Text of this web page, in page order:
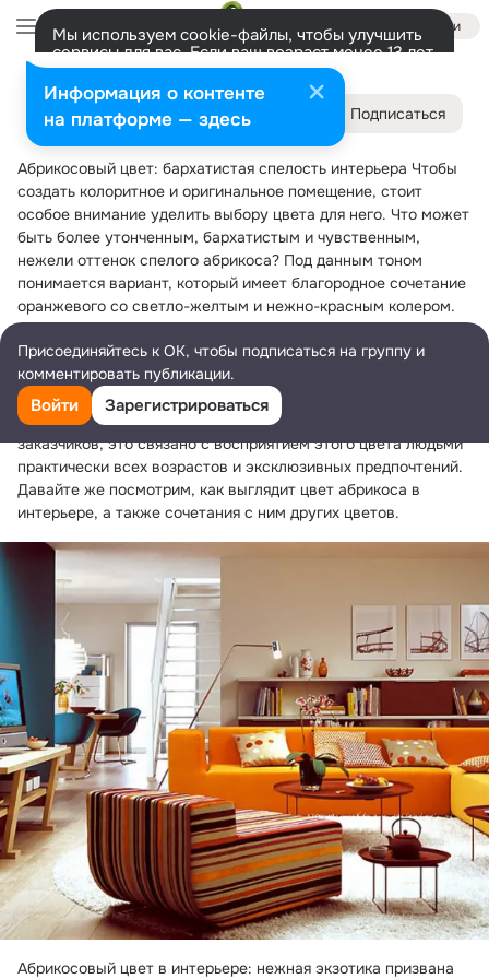
Дом Мечта.Проекты.
15 апр 2014
Подписаться
Абрикосовый цвет: бархатистая спелость интерьера Чтобы
создать колоритное и оригинальное помещение, стоит
особое внимание уделить выбору цвета для него. Что может
быть более утонченным, бархатистым и чувственным,
нежели оттенок спелого абрикоса? Под данным тоном
понимается вариант, который имеет благородное сочетание
оранжевого со светло-желтым и нежно-красным колером.
Такая фруктовая вариация очень нравится большинству
дизайнеров, поскольку дает возможность работать в разных
помещениях.
Кроме того, абрикосовый цвет в интерьере имеет большую
популярность и распространенность у разных категорий
заказчиков, это связано с восприятием этого цвета людьми
практически всех возрастов и эксклюзивных предпочтений.
Давайте же посмотрим, как выглядит цвет абрикоса в
интерьере, а также сочетания с ним других цветов.
Абрикосовый цвет в интерьере: нежная экзотика призвана
Войти
Мы используем cookie-файлы, чтобы улучшить
сервисы для вас. Если ваш возраст менее 13 лет,
настроить cookie-файлы должен ваш законный
представитель. Больше информации
Разрешить все Настроить
Лента Участники 202K Темы 81K Ещё
Дополнительная
колонка
Всё14 939 Обсуждаемые
Присоединяйтесь к ОК, чтобы подписаться на группу и
комментировать публикации.
Войти Зарегистрироваться
Информация о контенте
на платформе — здесь